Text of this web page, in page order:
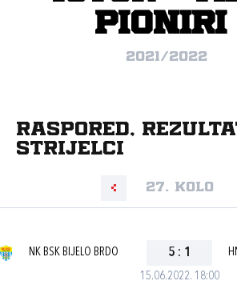
pioniri
2021/2022
Raspored,
strijelci
27. kolo
15.06.2022. 18:00
NK BSK BIJELO BRDO 5 : 1